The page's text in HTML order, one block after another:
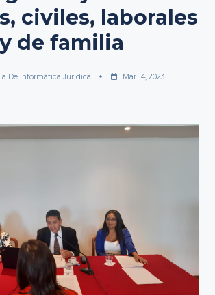
civiles, laborales
y de familia
De Informática Jurídica Mar 14, 2023